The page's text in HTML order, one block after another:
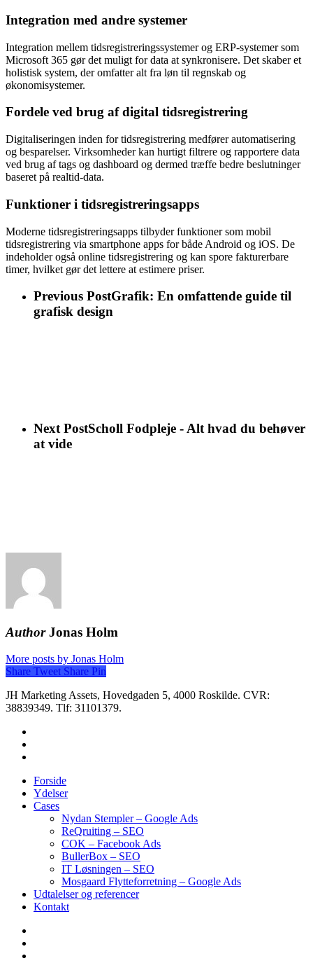
Integration med andre systemer
Integration mellem tidsregistreringssystemer og ERP-systemer som
Microsoft 365 gør det muligt for data at synkronisere. Det skaber et
holistisk system, der omfatter alt fra løn til regnskab og
økonomisystemer.
Fordele ved brug af digital tidsregistrering
Digitaliseringen inden for tidsregistrering medfører automatisering
og besparelser. Virksomheder kan hurtigt filtrere og rapportere data
ved brug af tags og dashboard og dermed træffe bedre beslutninger
baseret på realtid-data.
Funktioner i tidsregistreringsapps
Moderne tidsregistreringsapps tilbyder funktioner som mobil
tidsregistrering via smartphone apps for både Android og iOS. De
indeholder også online tidsregistrering og kan spore fakturerbare
timer, hvilket gør det lettere at estimere priser.
Previous PostGrafik: En omfattende guide til
grafisk design
Next PostScholl Fodpleje - Alt hvad du behøver
at vide
AuthorJonas Holm
More posts by Jonas Holm
Share Tweet Share Pin
JH Marketing Assets, Hovedgaden 5, 4000 Roskilde. CVR:
38839349. Tlf: 31101379.
Forside
Ydelser
Cases
Nydan Stempler – Google Ads
ReQruiting – SEO
COK – Facebook Ads
BullerBox – SEO
IT Løsningen – SEO
Mosgaard Flytteforretning – Google Ads
Udtalelser og referencer
Kontakt